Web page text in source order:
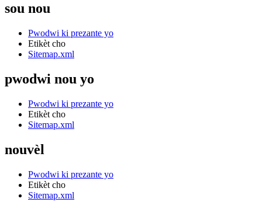
sou nou
Pwodwi ki prezante yo
Etikèt cho
Sitemap.xml
pwodwi nou yo
Pwodwi ki prezante yo
Etikèt cho
Sitemap.xml
nouvèl
Pwodwi ki prezante yo
Etikèt cho
Sitemap.xml